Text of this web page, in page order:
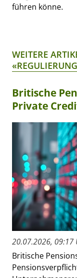
führen könne.
WEITERE
Britische
Private
20.07.2026, 09:17
Britische